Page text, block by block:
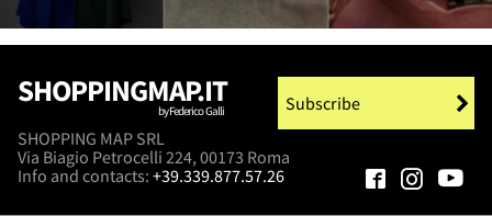
SHOPPINGMAP.IT
by Federico Galli
SHOPPING MAP SRL
Via Biagio Petrocelli 224, 00173 Roma
Info and contacts: +39.339.877.57.26
Subscribe